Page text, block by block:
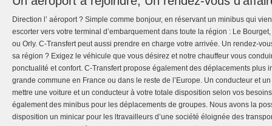
Direction l’ aéroport ? Simple comme bonjour, en réservant un minibus qui
escorter vers votre terminal d’embarquement dans toute la région : Le
ou Orly. C-Transfert peut aussi prendre en charge votre arrivée. Un rendez-
sa région ? Exigez le véhicule que vous désirez et notre chauffeur vous
ponctualité et confort. C-Transfert propose également des déplacements plus
grande commune en France ou dans le reste de l’Europe. Un conducteur et
mettre une voiture et un conducteur à votre totale disposition selon vos
également des minibus pour les déplacements de groupes. Nous avons la
disposition un minicar pour les ltravailleurs d’une société éloignée des